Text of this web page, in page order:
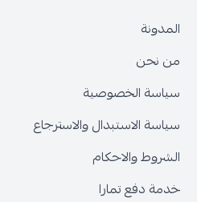
المدونة
من نحن
سياسة الخصوصية
سياسة الاستبدال والاسترجاع
الشروط والاحكام
خدمة دفع تمارا